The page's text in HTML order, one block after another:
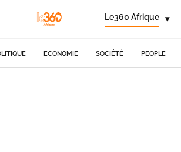
Le360 Afrique ▾
ECONOMIE SOCIÉTÉ PEOPLE